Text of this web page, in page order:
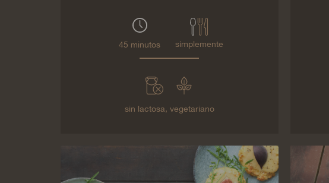
45 minutos simplemente
sin lactosa, vegetariano